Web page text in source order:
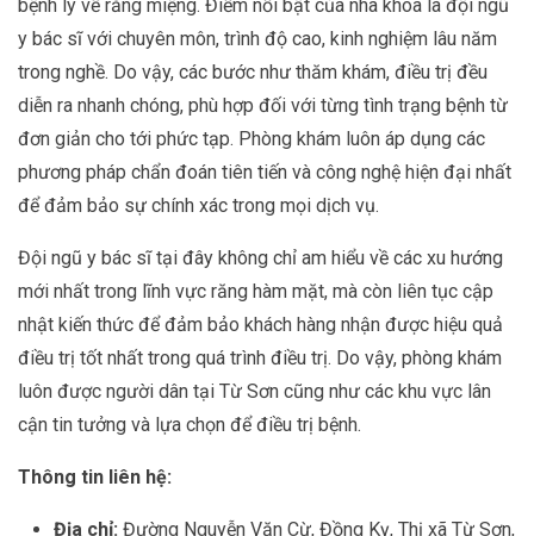
bệnh lý về răng miệng. Điểm nổi bật của nha khoa là đội ngũ
y bác sĩ với chuyên môn, trình độ cao, kinh nghiệm lâu năm
trong nghề. Do vậy, các bước như thăm khám, điều trị đều
diễn ra nhanh chóng, phù hợp đối với từng tình trạng bệnh từ
đơn giản cho tới phức tạp. Phòng khám luôn áp dụng các
phương pháp chẩn đoán tiên tiến và công nghệ hiện đại nhất
để đảm bảo sự chính xác trong mọi dịch vụ.
Đội ngũ y bác sĩ tại đây không chỉ am hiểu về các xu hướng
mới nhất trong lĩnh vực răng hàm mặt, mà còn liên tục cập
nhật kiến thức để đảm bảo khách hàng nhận được hiệu quả
điều trị tốt nhất trong quá trình điều trị. Do vậy, phòng khám
luôn được người dân tại Từ Sơn cũng như các khu vực lân
cận tin tưởng và lựa chọn để điều trị bệnh.
Thông tin liên hệ:
Địa chỉ: Đường Nguyễn Văn Cừ, Đồng Kỵ, Thị xã Từ Sơn,